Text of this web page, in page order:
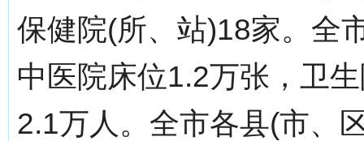
保健院(所、站)18家。全
中医院床位1.2万张，卫
2.1万人。全市各县(市、